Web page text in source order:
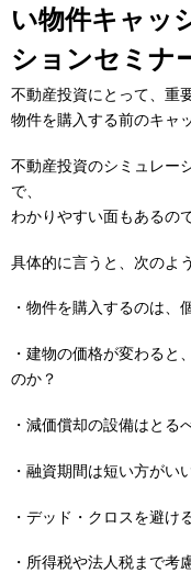
い物件キャッ
ションセミナ
不動産投資にとって、重
物件を購入する前のキャ
不動産投資のシミュレー
で、
わかりやすい面もあるの
具体的に言うと、次のよ
・物件を購入するのは、
・建物の価格が変わると
のか？
・減価償却の設備はとる
・融資期間は短い方がい
・デッド・クロスを避け
・所得税や法人税まで考